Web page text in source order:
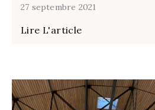
27 septembre 2021
Lire L'article